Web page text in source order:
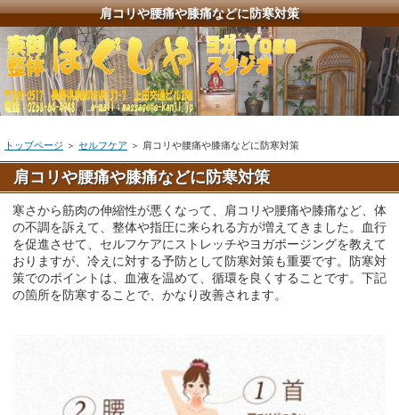
肩コリや腰痛や膝痛などに防寒対策
トップページ ＞ セルフケア ＞ 肩コリや腰痛や膝痛などに防寒対策
肩コリや腰痛や膝痛などに防寒対策
寒さから筋肉の伸縮性が悪くなって、肩コリや腰痛や膝痛など、体
の不調を訴えて、整体や指圧に来られる方が増えてきました。血行
を促進させて、セルフケアにストレッチやヨガポージングを教えて
おりますが、冷えに対する予防として防寒対策も重要です。防寒対
策でのポイントは、血液を温めて、循環を良くすることです。下記
の箇所を防寒することで、かなり改善されます。